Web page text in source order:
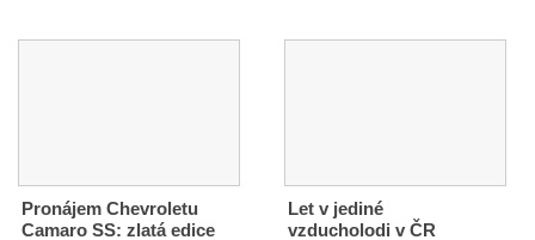
Pronájem Chevroletu
Camaro SS: zlatá edice
Let v jediné
vzducholodi v ČR